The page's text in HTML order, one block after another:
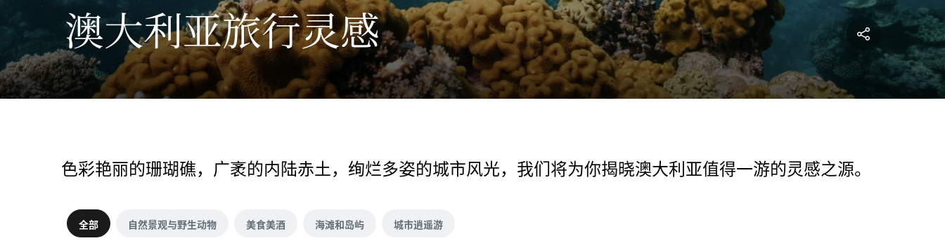
澳大利亚旅行灵感
色彩艳丽的珊瑚礁，广袤的内陆赤土，绚烂多姿的城市风光，我们将为你揭晓澳大利亚值得一游的灵感之源。
全部 自然景观与野生动物 美食美酒 海滩和岛屿 城市逍遥游